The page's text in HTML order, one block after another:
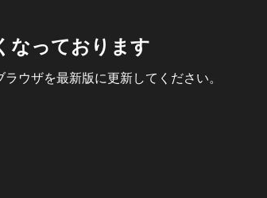
なっております
ウザを最新版に更新してください。